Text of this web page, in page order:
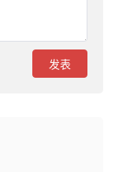
发表